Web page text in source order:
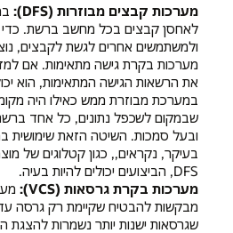
מערכות קבצים מבוזרות (DFS):
לאחסן קבצים בכל מחשב ברשת.
ולמשתמשים אחרים לגשת לקבצים,
מערכות בקרת גישה מתאימות. אם
את הרשאות הגישה המתאימות, הוא
שבמקום לשכפל נתונים, כל אחד
ובעל סמכות. השיטה הזאת שימושית
בעיקר, נקראים,, כגון קטלוגים של
DFS, הביצועים יכולים להיות בעיה.
מערכות בקרת גרסאות (VCS):
מבקשות להבטיח שקיימת רק גרסה
שגרסאות ישנות יותר נשמרות להצגת